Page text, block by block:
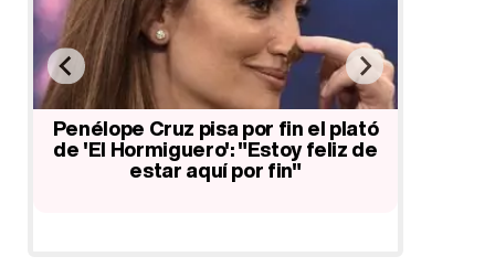
Penélope Cruz pisa por fin el plató
de 'El Hormiguero': "Estoy feliz de
estar aquí por fin"